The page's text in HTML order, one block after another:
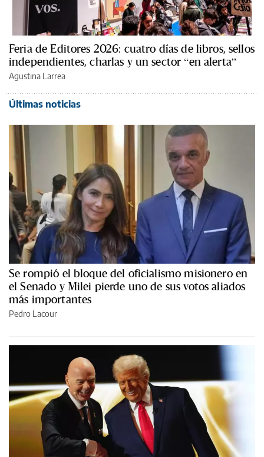
Feria de Editores 2026: cuatro días de libros, sellos
independientes, charlas y un sector “en alerta”
Agustina Larrea
Últimas noticias
Se rompió el bloque del oficialismo misionero en
el Senado y Milei pierde uno de sus votos aliados
más importantes
Pedro Lacour